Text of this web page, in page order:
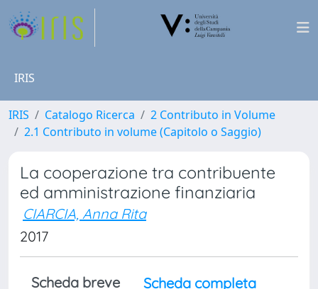
IRIS
IRIS Catalogo Ricerca
2 Contributo in Volume
2.1 Contributo in volume (Capitolo o Saggio)
La cooperazione tra contribuente
ed amministrazione finanziaria
CIARCIA, Anna Rita
2017
Scheda breve
Scheda completa